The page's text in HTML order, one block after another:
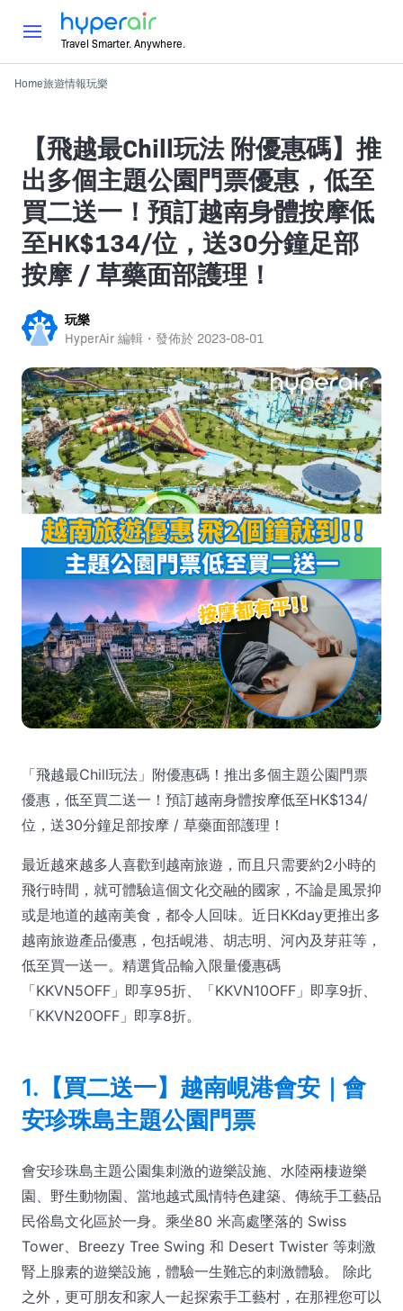
Travel Smarter. Anywhere.
Home旅遊情報玩樂
【飛越最Chill玩法 附優惠碼】推
出多個主題公園門票優惠，低至
買二送一！預訂越南身體按摩低
至HK$134/位，送30分鐘足部
按摩 / 草藥面部護理！
玩樂
HyperAir 編輯・發佈於 2023-08-01
「飛越最Chill玩法」附優惠碼！推出多個主題公園門票
優惠，低至買二送一！預訂越南身體按摩低至HK$134/
位，送30分鐘足部按摩 / 草藥面部護理！
最近越來越多人喜歡到越南旅遊，而且只需要約2小時的
飛行時間，就可體驗這個文化交融的國家，不論是風景抑
或是地道的越南美食，都令人回味。近日KKday更推出多
越南旅遊產品優惠，包括峴港、胡志明、河內及芽莊等，
低至買一送一。精選貨品輸入限量優惠碼
「KKVN5OFF」即享95折、「KKVN10OFF」即享9折、
「KKVN20OFF」即享8折。
1.【買二送一】越南峴港會安｜會
安珍珠島主題公園門票
會安珍珠島主題公園集刺激的遊樂設施、水陸兩棲遊樂
園、野生動物園、當地越式風情特色建築、傳統手工藝品
民俗島文化區於一身。乘坐80 米高處墜落的 Swiss
Tower、Breezy Tree Swing 和 Desert Twister 等刺激
腎上腺素的遊樂設施，體驗一生難忘的刺激體驗。 除此
之外，更可朋友和家人一起探索手工藝村，在那裡您可以